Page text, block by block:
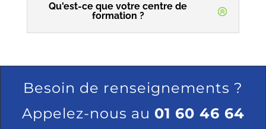
Qu'est-ce que votre centre de
formation ?
Besoin de renseignements ?
Appelez-nous au 01 60 46 64